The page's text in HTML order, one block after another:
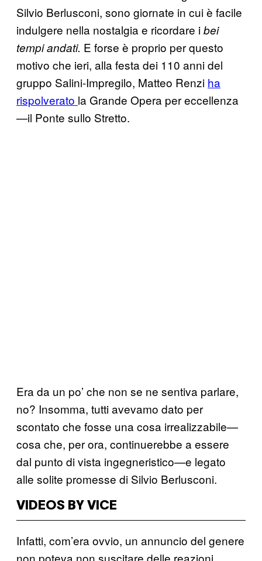
Silvio Berlusconi, sono giornate in cui è facile
indulgere nella nostalgia e ricordare ibei
tempi andati. E forse è proprio per questo
motivo che ieri, alla festa dei 110 anni del
gruppo Salini-Impregilo, Matteo Renzi ha
rispolverato la Grande Opera per eccellenza
—il Ponte sullo Stretto.
Era da un po’ che non se ne sentiva parlare,
no? Insomma, tutti avevamo dato per
scontato che fosse una cosa irrealizzabile—
cosa che, per ora, continuerebbe a essere
dal punto di vista ingegneristico—e legato
alle solite promesse di Silvio Berlusconi.
VIDEOS BY VICE
Infatti, com’era ovvio, un annuncio del genere
non poteva non suscitare delle reazioni.